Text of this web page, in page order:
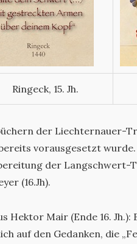
Ringeck, 15. Jh.
der Liechternauer-
vorausgesetzt
der Langschwert-
(16.Jh).
Hektor Mair (Ende 16.
auf den Gedanken, die